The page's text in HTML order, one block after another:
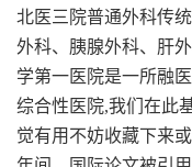
北医三院普通外科传
外科、胰腺外科、肝
学第一医院是一所融
综合性医院,我们在此
觉有用不妨收藏下来